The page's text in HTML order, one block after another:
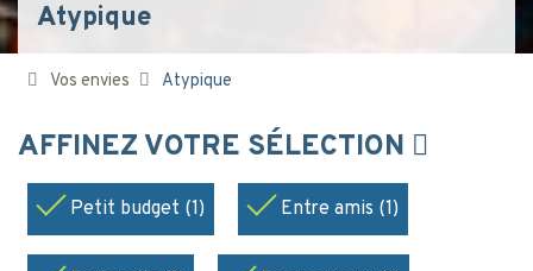
Atypique
Vos envies Atypique
AFFINEZ VOTRE SÉLECTION
Petit budget (1) Entre amis (1)